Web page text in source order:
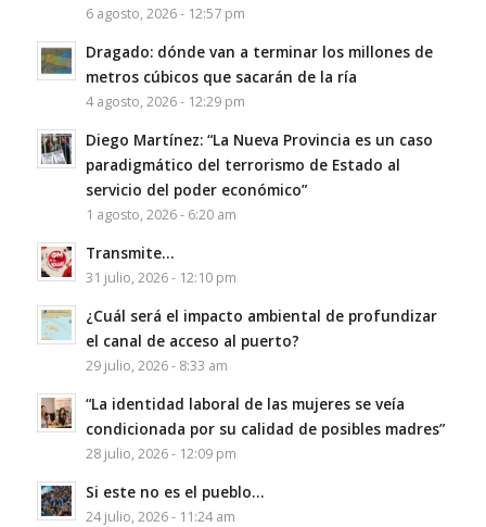
6 agosto, 2026 - 12:57 pm
Dragado: dónde van a terminar los millones de
metros cúbicos que sacarán de la ría
4 agosto, 2026 - 12:29 pm
Diego Martínez: “La Nueva Provincia es un caso
paradigmático del terrorismo de Estado al
servicio del poder económico”
1 agosto, 2026 - 6:20 am
Transmite…
31 julio, 2026 - 12:10 pm
¿Cuál será el impacto ambiental de profundizar
el canal de acceso al puerto?
29 julio, 2026 - 8:33 am
“La identidad laboral de las mujeres se veía
condicionada por su calidad de posibles madres”
28 julio, 2026 - 12:09 pm
Si este no es el pueblo…
24 julio, 2026 - 11:24 am